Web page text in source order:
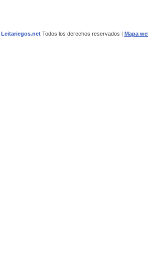
Leitariegos.netTodos los derechos reservados | Mapa